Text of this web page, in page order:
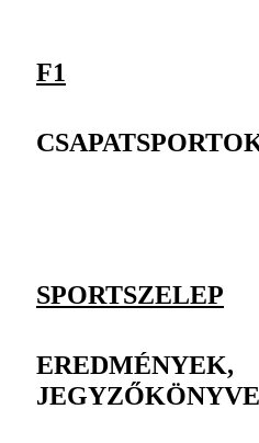
F1
SPORTSZELEP
EREDMÉNYEK,